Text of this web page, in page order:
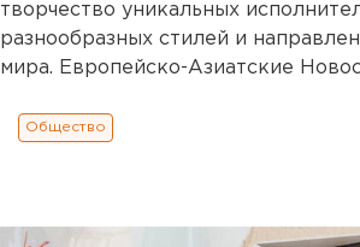
творчество уникальных
разнообразных стилей и
мира. Европейско-Азиатские
Общество